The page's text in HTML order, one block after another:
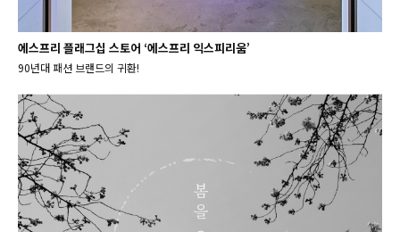
에스프리 플래그십 스토어 ‘에스프리 익스피리움’
90년대 패션 브랜드의 귀환!